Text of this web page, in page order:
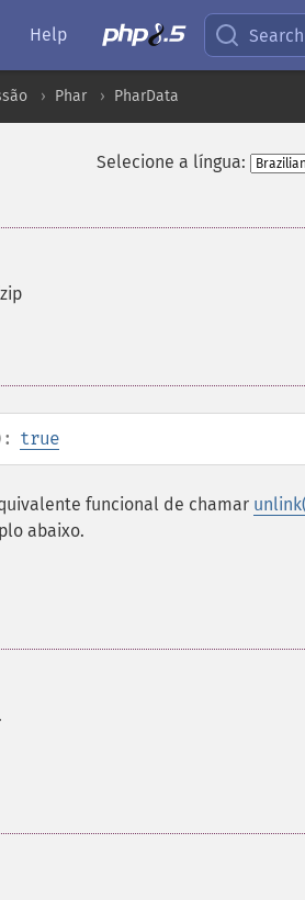
Help
Phar PharData
Selecione a língua:
true
funcional de chamar
abaixo.